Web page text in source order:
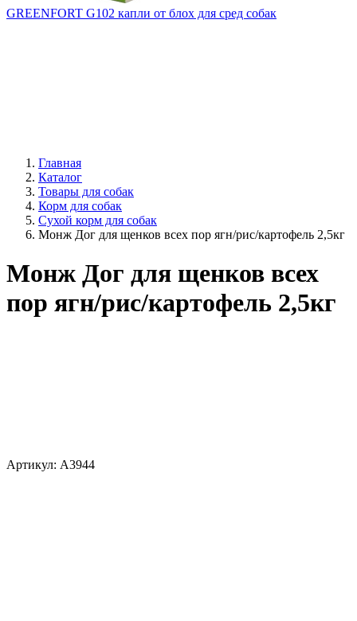
GREENFORT G102 капли от блох для сред собак
Главная
Каталог
Товары для собак
Корм для собак
Сухой корм для собак
Монж Дог для щенков всех пор ягн/рис/картофель 2,5кг
Монж Дог для щенков всех
пор ягн/рис/картофель 2,5кг
Артикул: A3944